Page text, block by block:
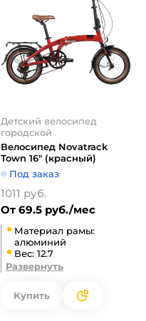
Детский велосипед
городской
Велосипед Novatrack
Town 16" (красный)
Под заказ
1011 руб.
От 69.5 руб./мес
Материал рамы:
алюминий
Вес: 12.7
Развернуть
Купить